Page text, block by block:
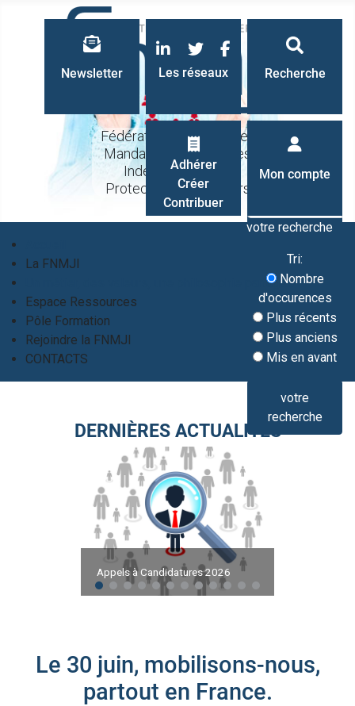
Fédération Nationale des
Mandataires Judiciaires
Indépendants à la
Protection des Majeurs
La FNMJI
Un métier, des valeurs, une philosophie partagés
Espace Ressources
Pôle Formation
Rejoindre la FNMJI
CONTACTS
Recherche
Recherche
votre recherche
Tri:
Nombre
d'occurences
Plus récents
Plus anciens
Mis en avant
votre
recherche
Les réseaux
LinkedInTwitterFacebook
Newsletter
Mon compte
Adhérer
Créer
Contribuer
DERNIÈRES ACTUALITÉS
Appels à Candidatures 2026
Le 30 juin, mobilisons-nous,
partout en France.